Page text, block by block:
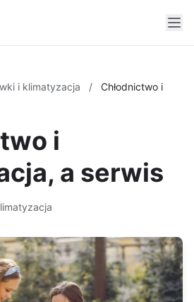
i klimatyzacja /
Chłodnictwo i
i
a serwis